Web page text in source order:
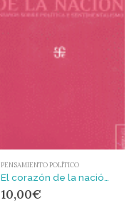
PENSAMIENTO POLÍTICO
10,00€